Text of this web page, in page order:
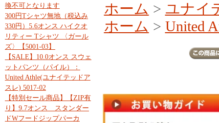
換不可となります
300円Tシャツ無地（税込み
330円）5.6オンス ハイクオ
リティー Tシャツ 〈ガール
ズ〉【5001-03】
【SALE】10.0オンス スウェ
ットパンツ（パイル）：
United Athle(ユナイテッドア
スレ) 5017-02
【特別セール商品】【ZIP有
り】9.7オンス スタンダー
ドWフードジップパーカ
ホーム > ユナイ
ホーム > United